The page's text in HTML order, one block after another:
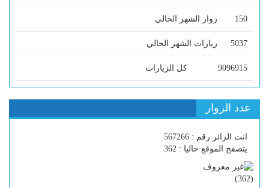
150 زوار الشهر الحالي
5037 زيارات الشهر الحالي
9096915 كل الزيارات
عدد الزوار
انت الزائر رقم : 567266
يتصفح الموقع حاليا : 362
(
362
)